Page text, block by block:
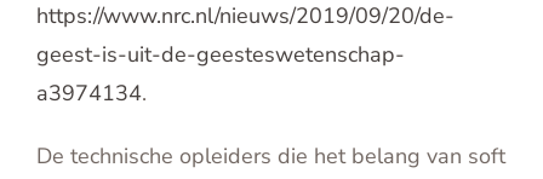
https://www.nrc.nl/nieuws/2019/09/20/de-
geest-is-uit-de-geesteswetenschap-
a3974134.
De technische opleiders die het belang van soft